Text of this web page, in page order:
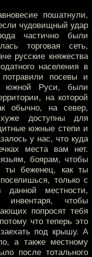
пошатнули,
чудовищный удар
частично были
торговая сеть,
русские княжества
населения в
посевы и
южной Руси, были
на которой
обычно, на север,
доступны для
южные степи и
у нас, что куда
места вам нет.
боярам, чтобы
ты беженец, как ты
только с
местности,
инвентаря, чтобы
попросят тебя
что теперь это
под крышу. А
а также местному
после тотального